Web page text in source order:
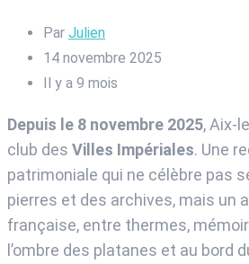
Par Julien
14 novembre 2025
Il y a 9 mois
Depuis le 8 novembre 2025, Aix-
club des Villes Impériales. Une
patrimoniale qui ne célèbre pas
pierres et des archives, mais un
française, entre thermes,
l’ombre des platanes et au bord